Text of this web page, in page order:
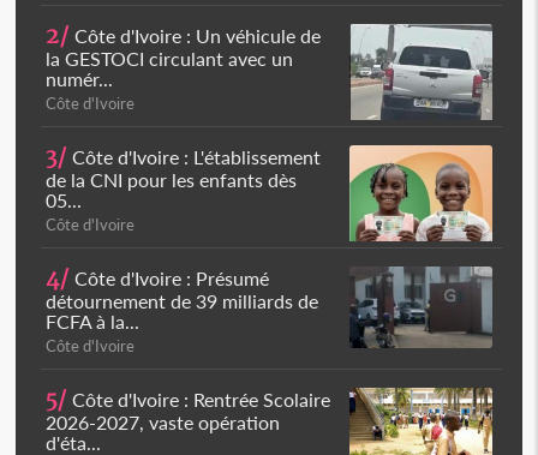
2/ Côte d'Ivoire : Un véhicule de
la GESTOCI circulant avec un
numér...
Côte d'Ivoire
3/ Côte d'Ivoire : L'établissement
de la CNI pour les enfants dès
05...
Côte d'Ivoire
4/ Côte d'Ivoire : Présumé
détournement de 39 milliards de
FCFA à la...
Côte d'Ivoire
5/ Côte d'Ivoire : Rentrée Scolaire
2026-2027, vaste opération
d'éta...